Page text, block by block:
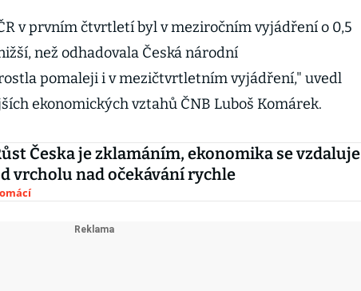
v prvním čtvrtletí byl v meziročním vyjádření o 0,5
než odhadovala Česká národní
pomaleji i v mezičtvrtletním vyjádření," uvedl
ekonomických vztahů ČNB Luboš Komárek.
Česka je zklamáním, ekonomika se vzdaluje
vrcholu nad očekávání rychle